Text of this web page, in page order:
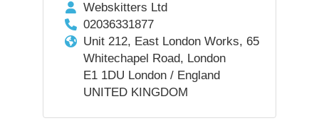
Webskitters Ltd
02036331877
Unit 212, East London Works, 65
Whitechapel Road, London
E1 1DU London / England
UNITED KINGDOM